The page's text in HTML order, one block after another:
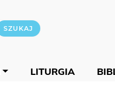
LITURGIA